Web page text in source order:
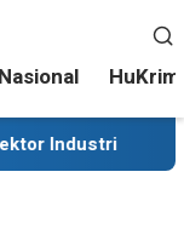
Nasional HuKrim
Sekitar 35 Ribu